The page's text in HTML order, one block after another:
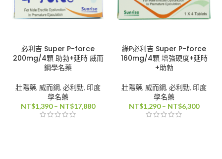
必利吉 Super P-force
200mg/4顆 助勃+延時 威而
鋼學名藥
壯陽藥, 威而鋼, 必利勁, 印度
學名藥
NT$1,390 – NT$17,880價
綠P必利吉 Super P-force
160mg/4顆 增強硬度+延時
+助勃
壯陽藥, 威而鋼, 必利勁, 印度
學名藥
NT$1,290 – NT$6,300價